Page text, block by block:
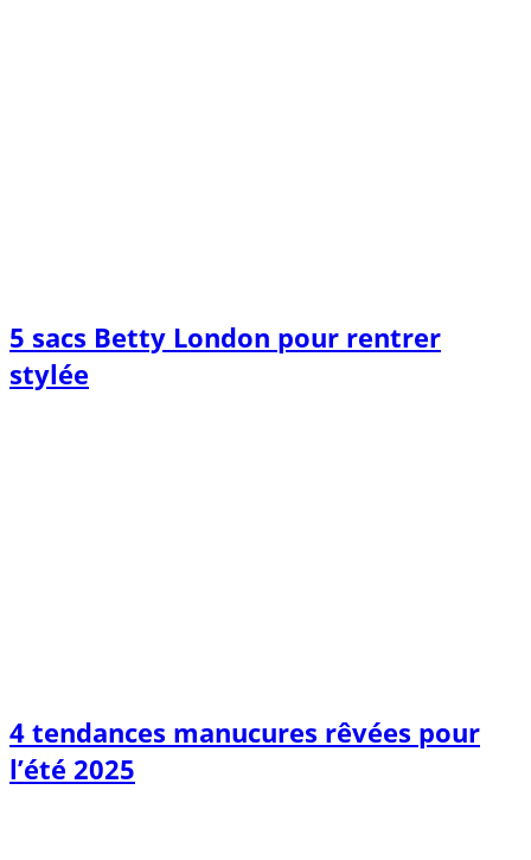
5 sacs Betty London pour rentrer
stylée
4 tendances manucures rêvées pour
l’été 2025